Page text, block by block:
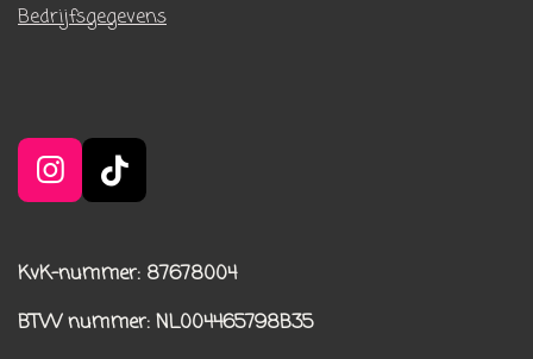
Bedrijfsgegevens
I
n
t
a
g
T
i
T
o
k
KvK-nummer: 87678004
BTW nummer: NL004465798B35